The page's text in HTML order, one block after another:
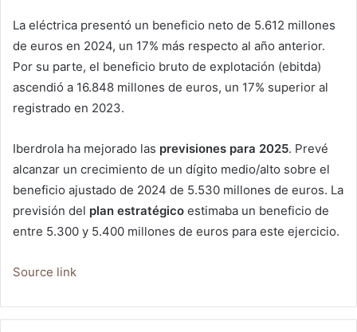
La eléctrica presentó un beneficio neto de 5.612 millones
de euros en 2024, un 17% más respecto al año anterior.
Por su parte, el beneficio bruto de explotación (ebitda)
ascendió a 16.848 millones de euros, un 17% superior al
registrado en 2023.
Iberdrola ha mejorado las previsiones para 2025. Prevé
alcanzar un crecimiento de un dígito medio/alto sobre el
beneficio ajustado de 2024 de 5.530 millones de euros. La
previsión del plan estratégico estimaba un beneficio de
entre 5.300 y 5.400 millones de euros para este ejercicio.
Source link